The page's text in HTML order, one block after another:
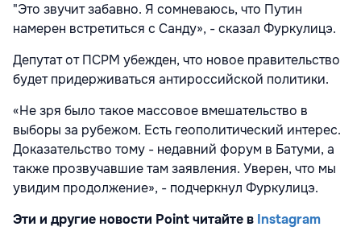
"Это звучит забавно. Я сомневаюсь, что Путин
намерен встретиться с Санду», - сказал Фуркулицэ.
Депутат от ПСРМ убежден, что новое правительство
будет придерживаться антироссийской политики.
«Не зря было такое массовое вмешательство в
выборы за рубежом. Есть геополитический интерес.
Доказательство тому - недавний форум в Батуми, а
также прозвучавшие там заявления. Уверен, что мы
увидим продолжение», - подчеркнул Фуркулицэ.
Эти и другие новости Point читайте в Instagram